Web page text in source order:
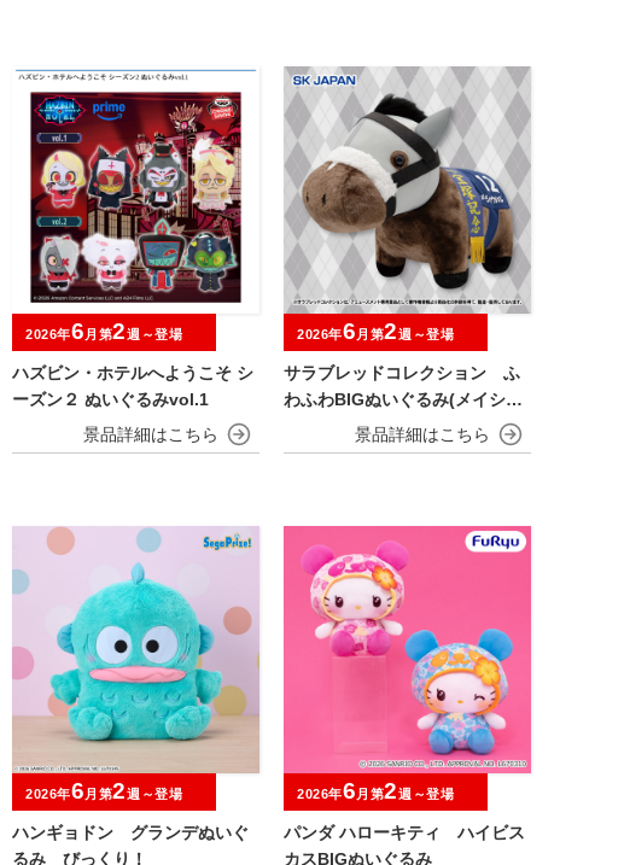
ハズビン・ホテルへようこそ シ
ーズン２ ぬいぐるみvol.1
2026年6 月第2週～登場
サラブレッドコレクション ふ
わふわBIGぬいぐるみ(メイショ
2026年6 月第2週～登場
ハンギョドン グランデぬいぐ
るみ びっくり！
2026年6 月第2週～登場
パンダ ハローキティ ハイビス
カスBIGぬいぐるみ
2026年6 月第2週～登場